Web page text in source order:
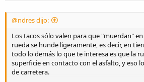
@ndres dijo:
Los tacos sólo valen para que "muerdan"
rueda se hunde ligeramente, es decir, en
todo lo demás lo que te interesa es que la
superficie en contacto con el asfalto, y eso
de carretera.